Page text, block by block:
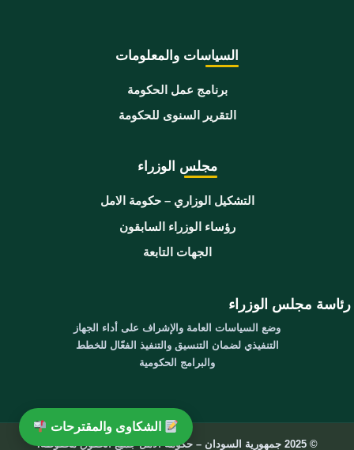
السياسات والمعلومات
برنامج عمل الحكومة
التقرير السنوى للحكومة
مجلس الوزراء
التشكيل الوزاري – حكومة الامل
رؤساء الوزراء السابقون
الجهات التابعة
رئاسة مجلس الوزراء
وضع السياسات العامة والإشراف على أداء الجهاز
التنفيذي لضمان التنسيق والتنفيذ الفعّال للخطط
والبرامج الحكومية
© 2025 جمهورية السودان – حكومة الامل جميع الحقوق محفوظة.
الشكاوى والمقترحات